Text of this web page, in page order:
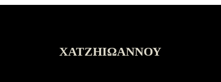
ΧΑΤΖΗΙΩΆΝΝΟΥ